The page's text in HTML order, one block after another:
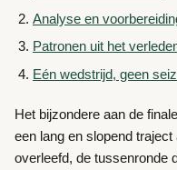
Analyse en
Patronen uit het
Eén wedstrijd, geen
Het bijzondere aan de
een lang en slopend
overleefd, de tussenronde